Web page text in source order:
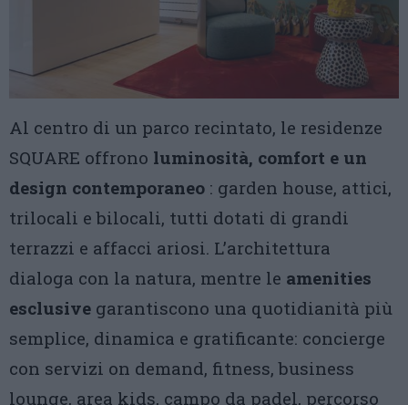
Al centro di un parco recintato, le residenze
SQUARE offrono luminosità, comfort e un
design contemporaneo : garden house, attici,
trilocali e bilocali, tutti dotati di grandi
terrazzi e affacci ariosi. L’architettura
dialoga con la natura, mentre le amenities
esclusive garantiscono una quotidianità più
semplice, dinamica e gratificante: concierge
con servizi on demand, fitness, business
lounge, area kids, campo da padel, percorso